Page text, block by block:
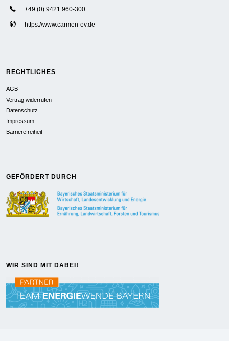
+49 (0) 9421 960-300
https://www.carmen-ev.de
RECHTLICHES
AGB
Vertrag widerrufen
Datenschutz
Impressum
Barrierefreiheit
GEFÖRDERT DURCH
WIR SIND MIT DABEI!